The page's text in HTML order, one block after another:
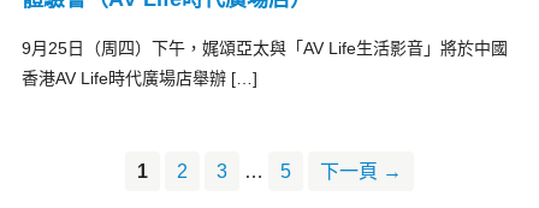
9月25日（周四）下午，娓頌亞太與「AV Life生活影音」將於中國
香港AV Life時代廣場店舉辦 […]
1 2 3 … 5 下一頁 →